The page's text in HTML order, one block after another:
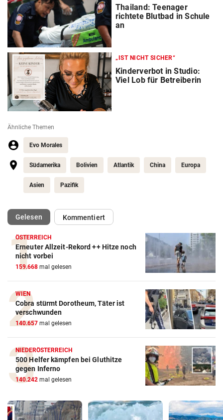
Thailand: Teenager
richtete Blutbad in Schule
an
„IST NICHT SICHER“
Kinderverbot in Studio:
Viel Lob für Betreiberin
Ähnliche Themen
Evo Morales
Südamerika Bolivien Atlantik China Europa
Asien Pazifik
Gelesen(ausgewählt)Kommentiert
ÖSTERREICH
Erneuter Allzeit-Rekord ++ Hitze noch
nicht vorbei
159.668 mal gelesen
WIEN
Cobra stürmt Dorotheum, Täter ist
verschwunden
140.657 mal gelesen
NIEDERÖSTERREICH
500 Helfer kämpfen bei Gluthitze
gegen Inferno
140.242 mal gelesen